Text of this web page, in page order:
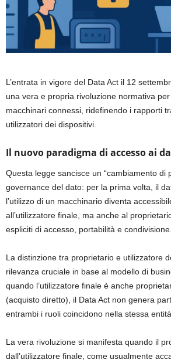
L’entrata in vigore del Data Act il 12
una vera e propria rivoluzione normativa
macchinari connessi, ridefinendo i rapporti
utilizzatori dei dispositivi.
Il nuovo paradigma di accesso ai
Questa legge sancisce un “cambiamento di
governance del dato: per la prima volta, il
l’utilizzo di un macchinario diventa
all’utilizzatore finale, ma anche al
espliciti di accesso, portabilità e condivisione.
La distinzione tra proprietario e utilizzatore
rilevanza cruciale in base al modello di
quando l’utilizzatore finale è anche
(acquisto diretto), il Data Act non genera
entrambi i ruoli coincidono nella stessa
La vera rivoluzione si manifesta quando il
dall’utilizzatore finale, come usualmente